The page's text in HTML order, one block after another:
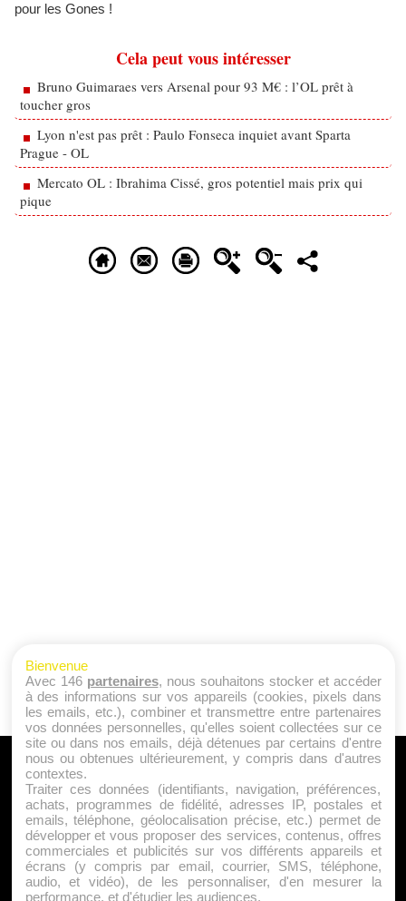
pour les Gones !
Cela peut vous intéresser
Bruno Guimaraes vers Arsenal pour 93 M€ : l’OL prêt à
toucher gros
Lyon n'est pas prêt : Paulo Fonseca inquiet avant Sparta
Prague - OL
Mercato OL : Ibrahima Cissé, gros potentiel mais prix qui
pique
A PROPOS
Qui sommes nous ?
Mentions Légales
Publicité
Politique de Cookies
Contact
Bienvenue
Avec 146 partenaires, nous souhaitons stocker et accéder
à des informations sur vos appareils (cookies, pixels dans
les emails, etc.), combiner et transmettre entre partenaires
vos données personnelles, qu'elles soient collectées sur ce
site ou dans nos emails, déjà détenues par certains d'entre
nous ou obtenues ultérieurement, y compris dans d'autres
contextes.
Traiter ces données (identifiants, navigation, préférences,
achats, programmes de fidélité, adresses IP, postales et
emails, téléphone, géolocalisation précise, etc.) permet de
développer et vous proposer des services, contenus, offres
commerciales et publicités sur vos différents appareils et
écrans (y compris par email, courrier, SMS, téléphone,
audio, et vidéo), de les personnaliser, d'en mesurer la
performance, et d'étudier les audiences.